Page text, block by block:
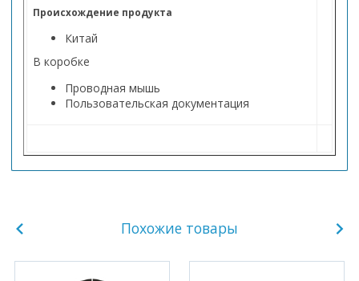
Происхождение продукта
Китай
В коробке
Проводная мышь
Пользовательская документация
Похожие товары